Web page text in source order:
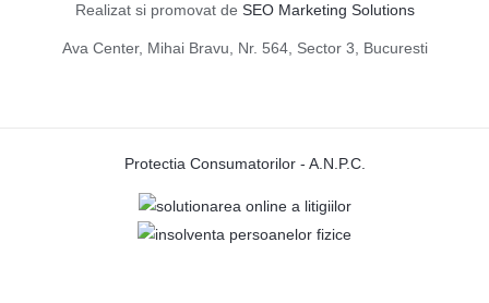
Realizat si promovat de SEO Marketing Solutions
Ava Center, Mihai Bravu, Nr. 564, Sector 3, Bucuresti
Protectia Consumatorilor - A.N.P.C.